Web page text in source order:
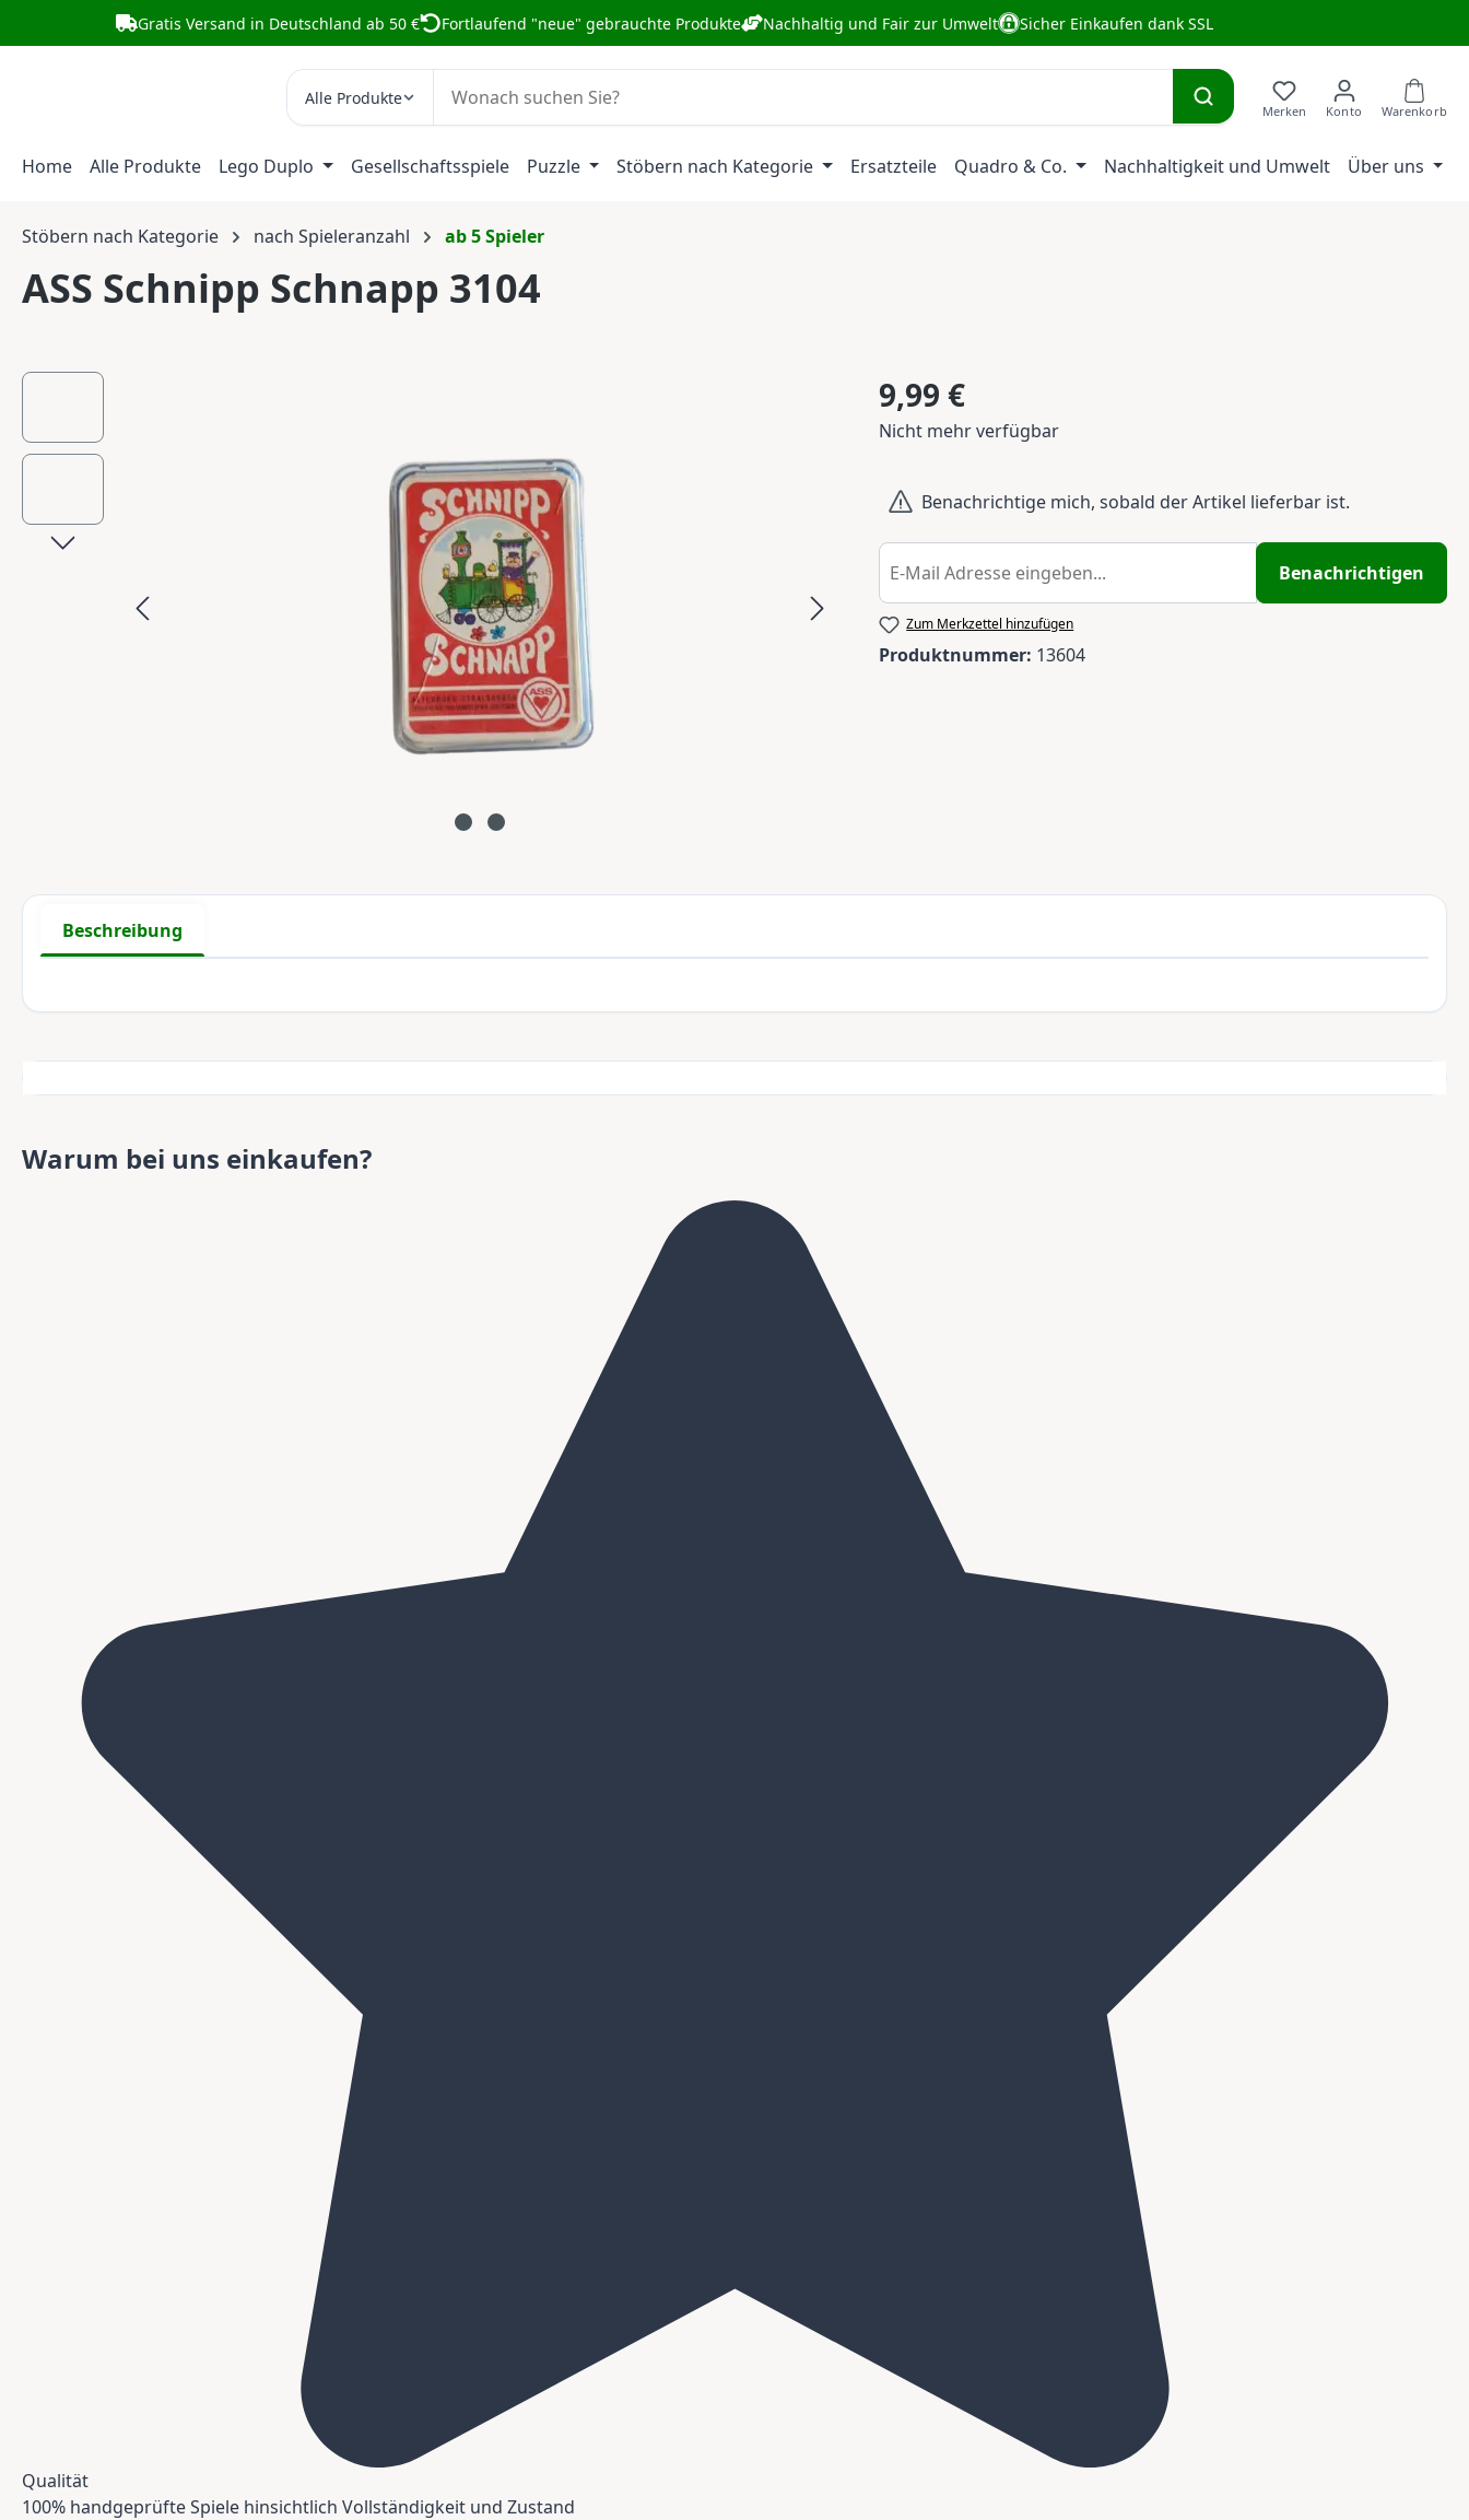
Hauptinhalt springen
Zur Suche springen
Zur Hauptnavigation springen
Gratis Versand in Deutschland ab 50 € Fortlaufend "neue" gebrauchte Produkte Nachhaltig und Fair zur Umwelt Sicher Einkaufen dank SSL
Alle Produkte
Home Alle Produkte Lego Duplo Gesellschaftsspiele Puzzle Stöbern nach Kategorie Ersatzteile Quadro & Co. Nachhaltigkeit und Umwelt Über uns
Stöbern nach Kategorie nach Spieleranzahl ab 5 Spieler
ASS Schnipp Schnapp 3104
Bildergalerie überspringen Regulärer Preis:
9,99 €
Nicht mehr verfügbar
Benachrichtige mich, sobald der Artikel lieferbar ist.
Benachrichtigen
Zum Merkzettel hinzufügen
Produktnummer: 13604
Beschreibung
Warum bei uns einkaufen?
Qualität
100% handgeprüfte Spiele hinsichtlich Vollständigkeit und Zustand